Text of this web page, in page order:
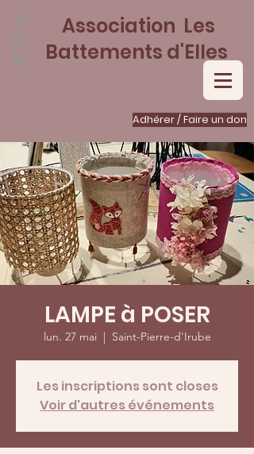
Adhérer / Faire un don
Association Les
Battements d'Elles
LAMPE à POSER
lun. 27 mai
  |
Saint-Pierre-d'Irube
Les inscriptions sont closes
Voir d'autres événements